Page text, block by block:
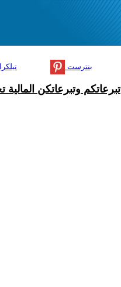
بنترست
تبرعاتكم وتبرعاتكن